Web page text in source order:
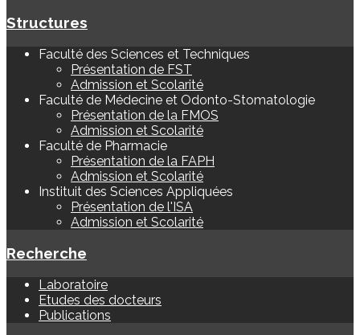
Structures
Faculté des Sciences et Techniques
Présentation de FST
Admission et Scolarité
Faculté de Médecine et Odonto-Stomatologie
Présentation de la FMOS
Admission et Scolarité
Faculté de Pharmacie
Présentation de la FAPH
Admission et Scolarité
Instituit des Sciences Appliquées
Présentation de l'ISA
Admission et Scolarité
Recherche
Laboratoire
Etudes des docteurs
Publications